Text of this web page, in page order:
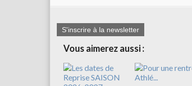
S'inscrire à la newsletter
Vous aimerez aussi :